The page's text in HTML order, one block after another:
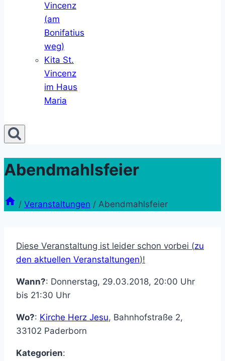
Vincenz
(am
Bonifatius
weg)
Kita St.
Vincenz
im Haus
Maria
Abendmahlsfeier
/ Veranstaltungen / Abendmahlsfeier
Diese Veranstaltung ist leider schon vorbei (zu
den aktuellen Veranstaltungen)!
Wann?: Donnerstag, 29.03.2018, 20:00 Uhr
bis 21:30 Uhr
Wo?: Kirche Herz Jesu, Bahnhofstraße 2,
33102 Paderborn
Kategorien: